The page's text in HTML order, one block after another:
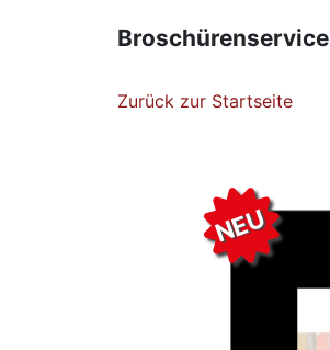
Broschürenservice
Zurück zur Startseite
NEU